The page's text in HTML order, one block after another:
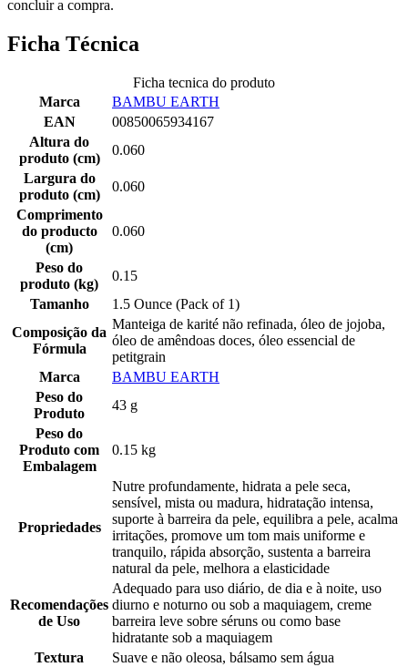
concluir a compra.
Ficha Técnica
Ficha tecnica do produto
Marca
BAMBU EARTH
EAN
00850065934167
Altura do
produto (cm)
0.060
Largura do
produto (cm)
0.060
Comprimento
do producto
(cm)
0.060
Peso do
produto (kg)
0.15
Tamanho
1.5 Ounce (Pack of 1)
Composição da
Fórmula
Manteiga de karité não refinada, óleo de jojoba,
óleo de amêndoas doces, óleo essencial de
petitgrain
Marca
BAMBU EARTH
Peso do
Produto
43 g
Peso do
Produto com
Embalagem
0.15 kg
Propriedades
Nutre profundamente, hidrata a pele seca,
sensível, mista ou madura, hidratação intensa,
suporte à barreira da pele, equilibra a pele, acalma
irritações, promove um tom mais uniforme e
tranquilo, rápida absorção, sustenta a barreira
natural da pele, melhora a elasticidade
Recomendações
de Uso
Adequado para uso diário, de dia e à noite, uso
diurno e noturno ou sob a maquiagem, creme
barreira leve sobre séruns ou como base
hidratante sob a maquiagem
Textura
Suave e não oleosa, bálsamo sem água